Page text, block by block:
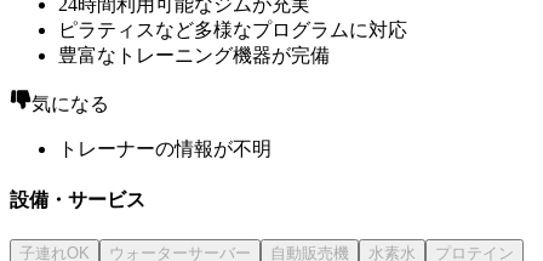
ピラティスなど多様なプログラムに対応
豊富なトレーニング機器が完備
気になる
トレーナーの情報が不明
設備・サービス